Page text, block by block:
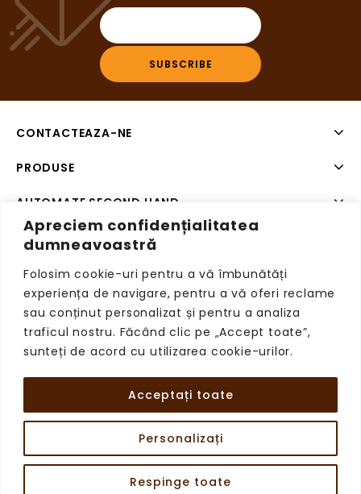
Apreciem confidențialitatea
dumneavoastră
Folosim cookie-uri pentru a vă îmbunătăți
experiența de navigare, pentru a vă oferi reclame
sau conținut personalizat și pentru a analiza
traficul nostru. Făcând clic pe „Accept toate”,
sunteți de acord cu utilizarea cookie-urilor.
Personalizați
Respinge toate
Acceptați toate
CONTACTEAZA-NE
PRODUSE
AUTOMATE SECOND HAND
SISTEME DE PLATA SECOND HAND
Copyright © 2026 VendingRetail, Toate drepturile
rezervate.